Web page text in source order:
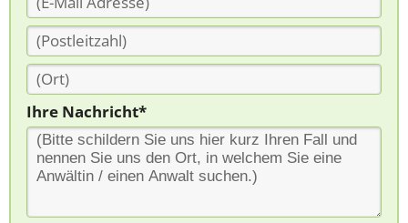
Ihre Nachricht*